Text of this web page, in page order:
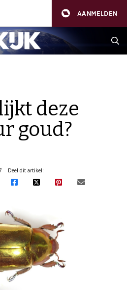
AANMELDEN
deze
goud?
Deel dit artikel: